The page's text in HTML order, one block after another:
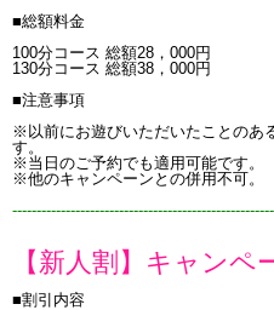
■総額料金
100分コース 総額28，000円
130分コース 総額38，000円
■注意事項
※以前にお遊びいただいたことのあ
す。
※当日のご予約でも適用可能です。
※他のキャンペーンとの併用不可。
【新人割】キャンペ
■割引内容